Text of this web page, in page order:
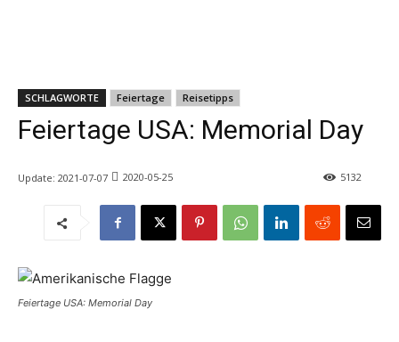
SCHLAGWORTE Feiertage Reisetipps
Feiertage USA: Memorial Day
Update: 2021-07-07 2020-05-25 5132
Feiertage USA: Memorial Day